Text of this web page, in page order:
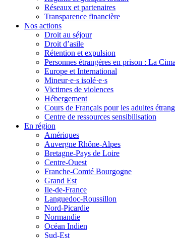
Réseaux et partenaires
Transparence financière
Nos actions
Droit au séjour
Droit d’asile
Rétention et expulsion
Personnes étrangères en prison : La
Europe et International
Mineur·e·s isolé·e·s
Victimes de violences
Hébergement
Cours de Français pour les adultes
Centre de ressources sensibilisation
En région
Amériques
Auvergne Rhône-Alpes
Bretagne-Pays de Loire
Centre-Ouest
Franche-Comté Bourgogne
Grand Est
Ile-de-France
Languedoc-Roussillon
Nord-Picardie
Normandie
Océan Indien
Sud-Est